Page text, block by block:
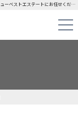
会社案内｜小田原市、平塚市、厚木市の不動産売却なら、売却専門店ヒューベストエステートにお任せください！